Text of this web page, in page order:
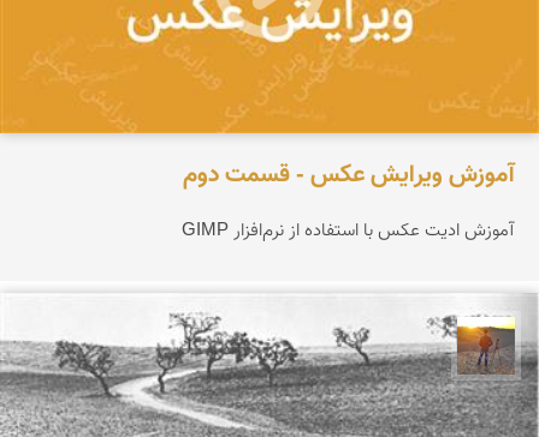
آموزش ویرایش عکس - قسمت دوم
آموزش ادیت عکس با استفاده از نرم‌افزار GIMP
مهدی مخلصیان